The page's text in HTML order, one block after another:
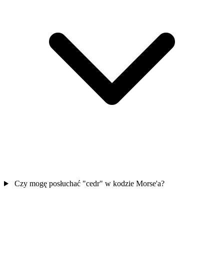
Czy mogę posłuchać "cedr" w kodzie Morse'a?